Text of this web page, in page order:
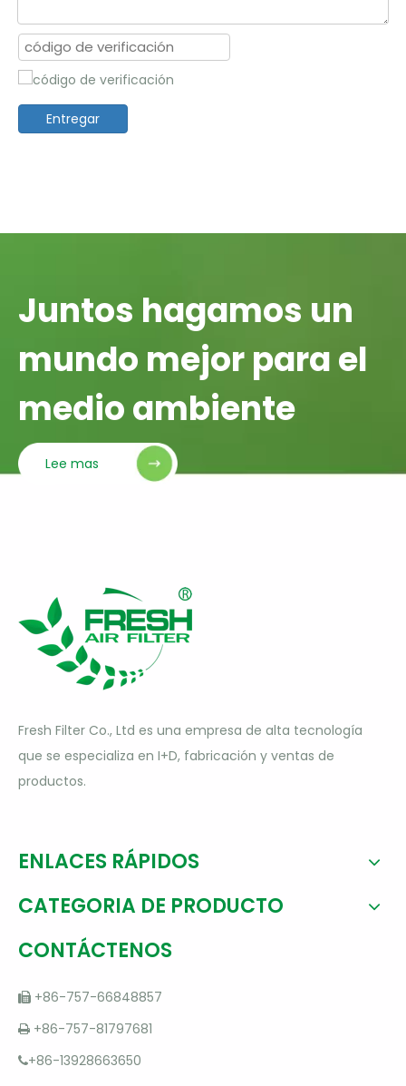
Entregar
Juntos hagamos un
mundo mejor para el
medio ambiente
Lee mas
Fresh Filter Co., Ltd es una empresa de alta tecnología
que se especializa en I+D, fabricación y ventas de
productos.
ENLACES RÁPIDOS
CATEGORIA DE PRODUCTO
CONTÁCTENOS
 +86-757-66848857
 +86-757-81797681
+86-13928663650